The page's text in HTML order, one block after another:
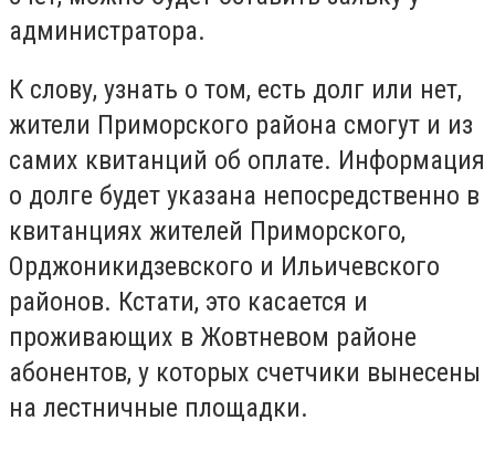
администратора.
К слову, узнать о том, есть долг или нет,
жители Приморского района смогут и из
самих квитанций об оплате. Информация
о долге будет указана непосредственно в
квитанциях жителей Приморского,
Орджоникидзевского и Ильичевского
районов. Кстати, это касается и
проживающих в Жовтневом районе
абонентов, у которых счетчики вынесены
на лестничные площадки.